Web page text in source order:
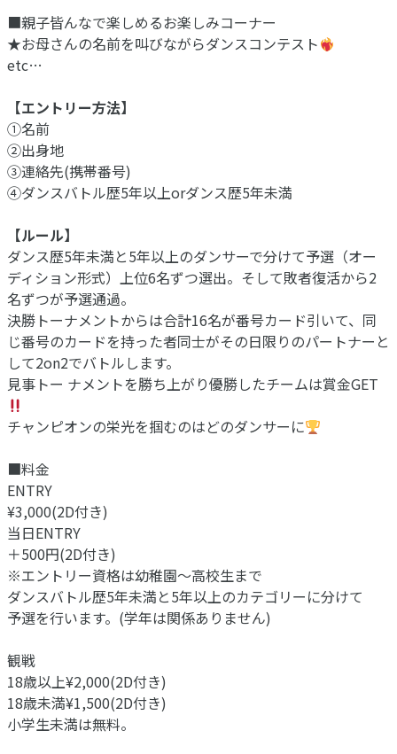
■親子皆んなで楽しめるお楽しみコーナー
★お母さんの名前を叫びながらダンスコンテスト
etc…
【エントリー方法】
①名前
②出身地
③連絡先(携帯番号)
④ダンスバトル歴5年以上orダンス歴5年未満
【ルール】
ダンス歴5年未満と5年以上のダンサーで分けて予選（オー
ディション形式）上位6名ずつ選出。そして敗者復活から2
名ずつが予選通過。
決勝トーナメントからは合計16名が番号カード引いて、同
じ番号のカードを持った者同士がその日限りのパートナーと
して2on2でバトルします。
見事トー ナメントを勝ち上がり優勝したチームは賞金GET
チャンピオンの栄光を掴むのはどのダンサーに
■料金
ENTRY
¥3,000(2D付き)
当日ENTRY
＋500円(2D付き)
※エントリー資格は幼稚園〜高校生まで
ダンスバトル歴5年未満と5年以上のカテゴリーに分けて
予選を行います。(学年は関係ありません)
観戦
18歳以上¥2,000(2D付き)
18歳未満¥1,500(2D付き)
小学生未満は無料。